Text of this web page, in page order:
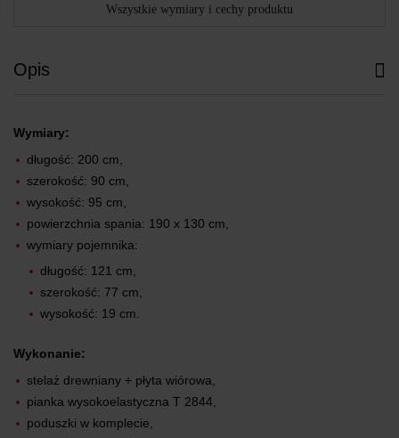
Wszystkie wymiary i cechy produktu
Opis
Wymiary:
długość: 200 cm,
szerokość: 90 cm,
wysokość: 95 cm,
powierzchnia spania: 190 x 130 cm,
wymiary pojemnika:
długość: 121 cm,
szerokość: 77 cm,
wysokość: 19 cm.
Wykonanie:
stelaż drewniany + płyta wiórowa,
pianka wysokoelastyczna T 2844,
poduszki w komplecie,